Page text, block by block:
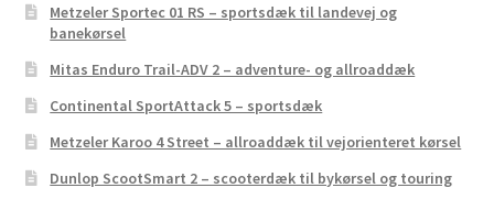
Metzeler Sportec 01 RS – sportsdæk til landevej og
banekørsel
Mitas Enduro Trail-ADV 2 – adventure- og allroaddæk
Continental SportAttack 5 – sportsdæk
Metzeler Karoo 4 Street – allroaddæk til vejorienteret kørsel
Dunlop ScootSmart 2 – scooterdæk til bykørsel og touring